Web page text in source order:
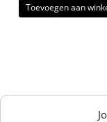
Toevoegen aan